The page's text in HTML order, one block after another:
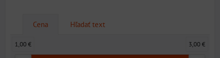
Cena Hľadať text
1,00 € 3,00 €